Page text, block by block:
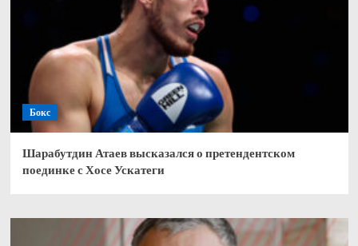
Бокс
Шарабутдин Атаев высказался о претендентском
поединке с Хосе Ускатеги